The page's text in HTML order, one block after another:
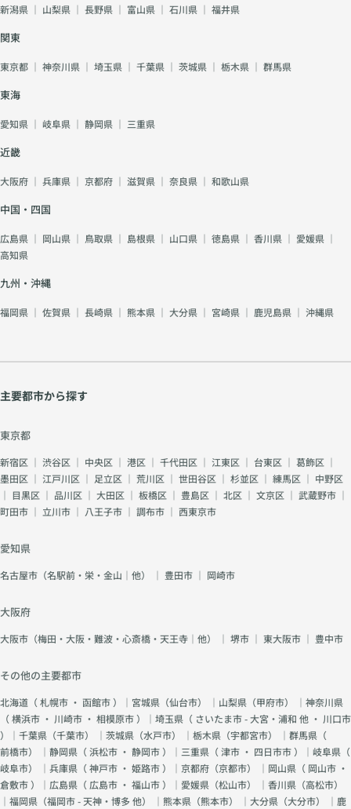
新潟県 ｜ 山梨県 ｜ 長野県 ｜ 富山県 ｜ 石川県 ｜ 福井県
関東
東京都 ｜ 神奈川県 ｜ 埼玉県 ｜ 千葉県 ｜ 茨城県 ｜ 栃木県 ｜ 群馬県
東海
愛知県 ｜ 岐阜県 ｜ 静岡県 ｜ 三重県
近畿
大阪府 ｜ 兵庫県 ｜ 京都府 ｜ 滋賀県 ｜ 奈良県 ｜ 和歌山県
中国・四国
広島県 ｜ 岡山県 ｜ 鳥取県 ｜ 島根県 ｜ 山口県 ｜ 徳島県 ｜ 香川県 ｜ 愛媛県 ｜
高知県
九州・沖縄
福岡県 ｜ 佐賀県 ｜ 長崎県 ｜ 熊本県 ｜ 大分県 ｜ 宮崎県 ｜ 鹿児島県 ｜ 沖縄県
主要都市から探す
東京都
新宿区 ｜ 渋谷区 ｜ 中央区 ｜ 港区 ｜ 千代田区 ｜ 江東区 ｜ 台東区 ｜ 葛飾区 ｜
墨田区 ｜ 江戸川区 ｜ 足立区 ｜ 荒川区 ｜ 世田谷区 ｜ 杉並区 ｜ 練馬区 ｜ 中野区
｜ 目黒区 ｜ 品川区 ｜ 大田区 ｜ 板橋区 ｜ 豊島区 ｜ 北区 ｜ 文京区 ｜ 武蔵野市 ｜
町田市 ｜ 立川市 ｜ 八王子市 ｜ 調布市 ｜ 西東京市
愛知県
名古屋市（名駅前・栄・金山｜他） ｜ 豊田市 ｜ 岡崎市
大阪府
大阪市（梅田・大阪・難波・心斎橋・天王寺｜他） ｜ 堺市 ｜ 東大阪市 ｜ 豊中市
その他の主要都市
北海道（札幌市 ・ 函館市）｜宮城県（仙台市） ｜山梨県（甲府市） ｜神奈川県
（横浜市 ・ 川崎市 ・ 相模原市）｜埼玉県（ さいたま市 - 大宮・浦和 他 ・ 川口市
）｜千葉県（千葉市） ｜茨城県（水戸市） ｜栃木県（宇都宮市） ｜群馬県（
前橋市） ｜静岡県（浜松市 ・ 静岡市）｜三重県（津市 ・ 四日市市）｜岐阜県（
岐阜市） ｜兵庫県（神戸市 ・ 姫路市）｜京都府（京都市） ｜岡山県（ 岡山市 ・
倉敷市）｜広島県（ 広島市 ・ 福山市）｜愛媛県（松山市） ｜香川県（高松市）
｜福岡県（福岡市 - 天神・博多 他） ｜熊本県（熊本市） ｜大分県（大分市） ｜鹿